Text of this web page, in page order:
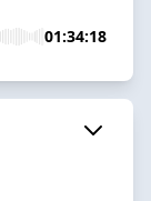
01:34:18